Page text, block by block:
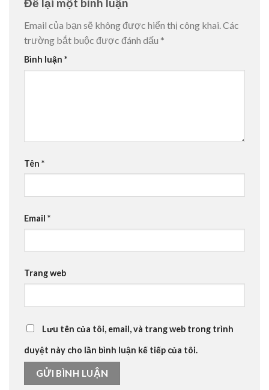
Email của bạn sẽ không được hiển thị công khai.Các
trường bắt buộc được đánh dấu *
Bình luận *
Tên *
Email *
Trang web
Lưu tên của tôi, email, và trang web trong trình
duyệt này cho lần bình luận kế tiếp của tôi.